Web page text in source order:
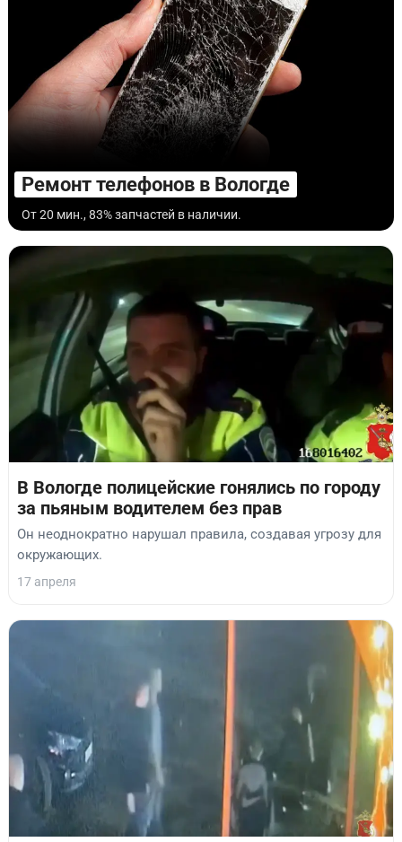
Ремонт телефонов в Вологде
От 20 мин., 83% запчастей в наличии.
В Вологде полицейские гонялись по городу
за пьяным водителем без прав
Он неоднократно нарушал правила, создавая угрозу для
окружающих.
17 апреля